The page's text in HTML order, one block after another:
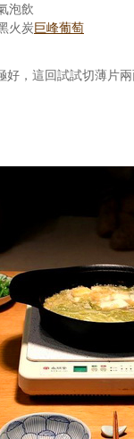
泡飲
火炭巨峰葡萄
好，這回試試切薄片